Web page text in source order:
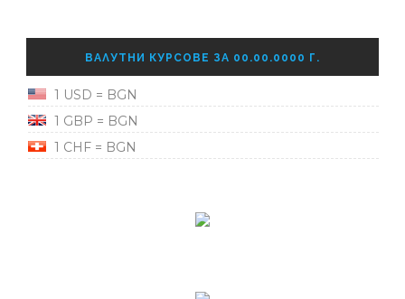
ВАЛУТНИ КУРСОВЕ ЗА 00.00.0000 Г.
1 USD = BGN
1 GBP = BGN
1 CHF = BGN